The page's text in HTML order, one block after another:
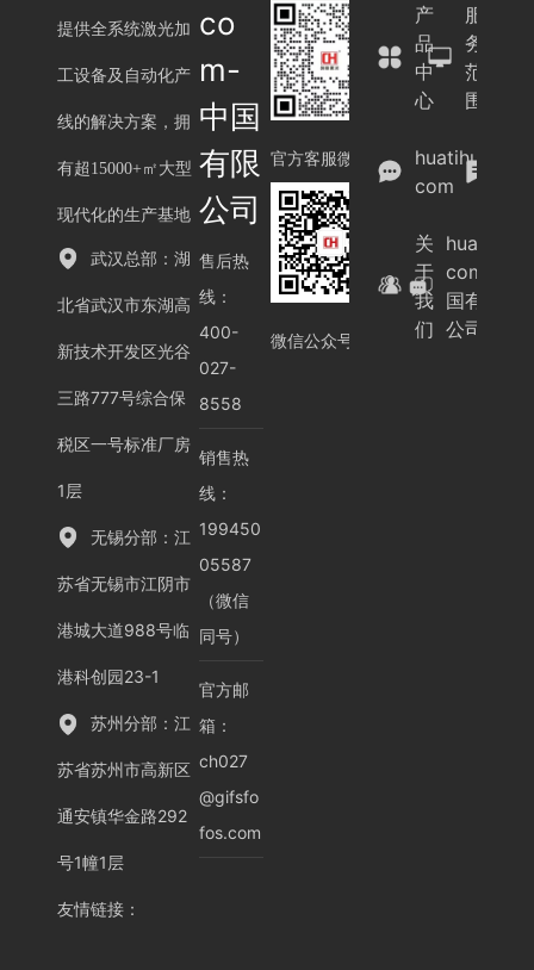
提供全系统激光加
工设备及自动化产
线的解决方案，拥
有超15000+㎡大型
现代化的生产基地
武汉总部：湖
北省武汉市东湖高
新技术开发区光谷
三路777号综合保
税区一号标准厂房
1层
无锡分部：江
苏省无锡市江阴市
港城大道988号临
港科创园23-1
苏州分部：江
苏省苏州市高新区
通安镇华金路292
号1幢1层
友情链接：
co
m-
中国
有限
公司
售后热
线：
400-
027-
8558
销售热
线：
199450
05587
（微信
同号）
官方邮
箱：
ch027
@gifsfo
fos.com
官方客服微信
微信公众号
产
品
中
心
服
务
范
围
huatihui.
com
关
于
我
们
huatihui.
com-中
国有限
公司